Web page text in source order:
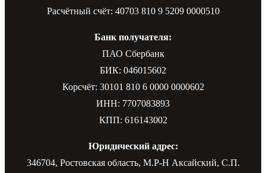
Расчётный счёт: 40703 810 9 5209 0000510
Банк получателя:
ПАО Сбербанк
БИК: 046015602
Корсчёт: 30101 810 6 0000 0000602
ИНН: 7707083893
КПП: 616143002
Юридический адрес:
346704, Ростовская область, М.Р-Н Аксайский, С.П.